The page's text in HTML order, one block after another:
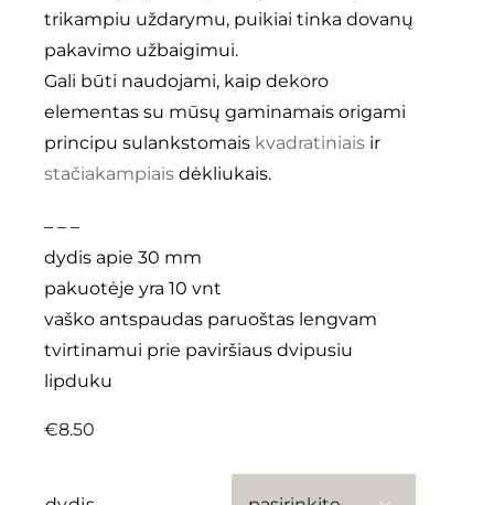
trikampiu uždarymu, puikiai tinka dovanų
pakavimo užbaigimui.
Gali būti naudojami, kaip dekoro
elementas su mūsų gaminamais origami
principu sulankstomais kvadratiniaisir
stačiakampiaisdėkliukais.
– – –
dydis apie 30 mm
pakuotėje yra 10 vnt
vaško antspaudas paruoštas lengvam
tvirtinamui prie paviršiaus dvipusiu
lipduku
€8.50